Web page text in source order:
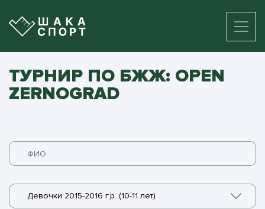
ТУРНИР ПО БЖЖ: OPEN
ZERNOGRAD
Девочки 2015-2016 г.р. (10-11 лет)